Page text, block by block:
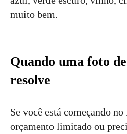
muito bem.
Quando uma foto
resolve
Se você está começando
orçamento limitado ou